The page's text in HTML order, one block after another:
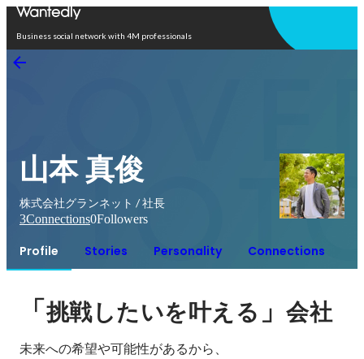
Business social network with 4M professionals
山本 真俊
株式会社グランネット / 社長
3Connections0Followers
Profile Stories Personality Connections
「挑戦したいを叶える」会社
未来への希望や可能性があるから、